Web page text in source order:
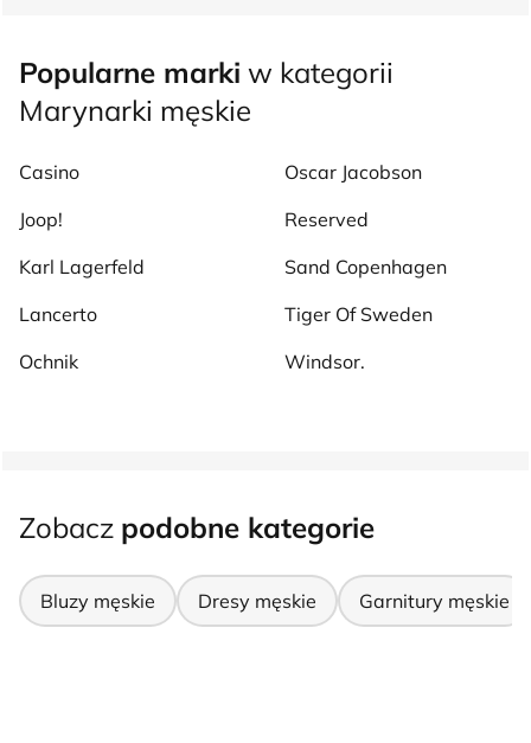
Popularne marki w kategorii
Marynarki męskie
Casino
Joop!
Karl Lagerfeld
Lancerto
Ochnik
Oscar Jacobson
Reserved
Sand Copenhagen
Tiger Of Sweden
Windsor.
Zobacz podobne kategorie
Bluzy męskie Dresy męskie Garnitury męskie